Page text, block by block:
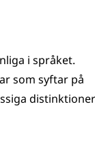
i språket.
som syftar på